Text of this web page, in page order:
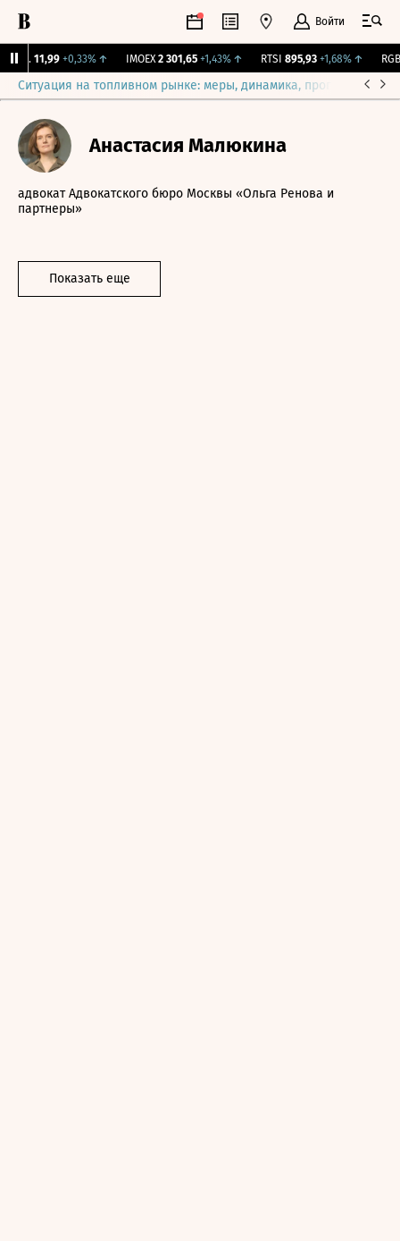
Войти
11,99 +0,33%↑ IMOEX 2 301,65 +1,43%↑ RTSI 895,93 +1,68% ↑ RGBI
Ситуация на топливном рынке: меры, динамика, прогнозы
Анастасия Малюкина
адвокат Адвокатского бюро Москвы «Ольга Ренова и
партнеры»
Показать еще